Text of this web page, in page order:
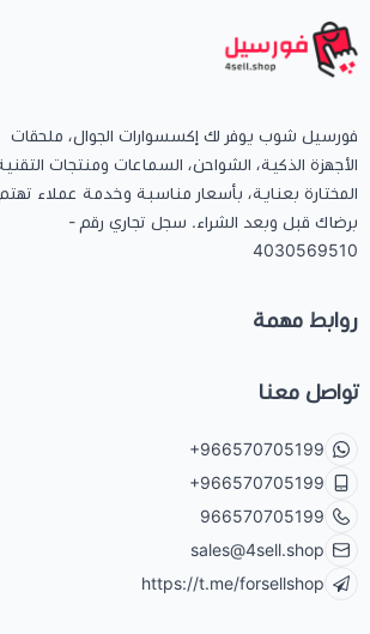
فورسيل شوب يوفر لك إكسسوارات الجوال، ملحقات
الأجهزة الذكية، الشواحن، السماعات ومنتجات التقنية
المختارة بعناية، بأسعار مناسبة وخدمة عملاء تهتم
برضاك قبل وبعد الشراء. سجل تجاري رقم -
4030569510
روابط مهمة
تواصل معنا
+966570705199
+966570705199
966570705199
sales@4sell.shop
https://t.me/forsellshop